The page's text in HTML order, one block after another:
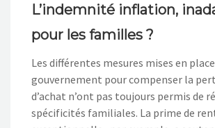
L’indemnité inflation,
pour les familles ?
Les différentes mesures mises en
gouvernement pour compenser la
d’achat n’ont pas toujours permis de
spécificités familiales. La prime de